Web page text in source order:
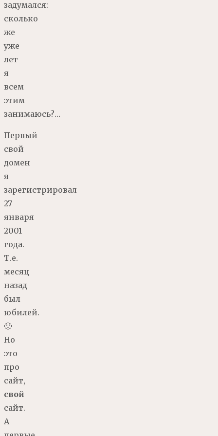
задумался:
сколько
же
уже
лет
я
всем
этим
занимаюсь?…
Первый
свой
домен
я
зарегистрировал
27
января
2001
года.
Т.е.
месяц
назад
был
юбилей.
🙂
Но
это
про
сайт,
свой
сайт.
А